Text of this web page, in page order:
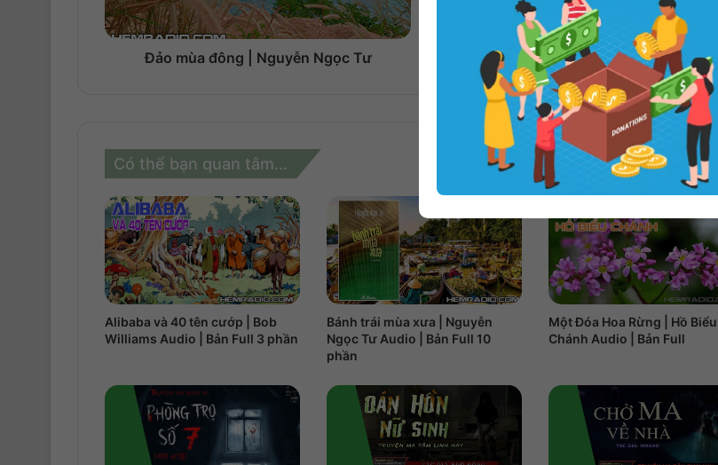
Đảo mùa đông | Nguyễn Ngọc Tư Cuộc Chiến Giữa Nhíp Và Quần Đùi Hoa
Có thể bạn quan tâm...
Alibaba và 40 tên cướp | Bob
Williams Audio | Bản Full 3 phần
Bánh trái mùa xưa | Nguyễn
Ngọc Tư Audio | Bản Full 10
phần
Một Đóa Hoa Rừng | Hồ Biểu
Chánh Audio | Bản Full